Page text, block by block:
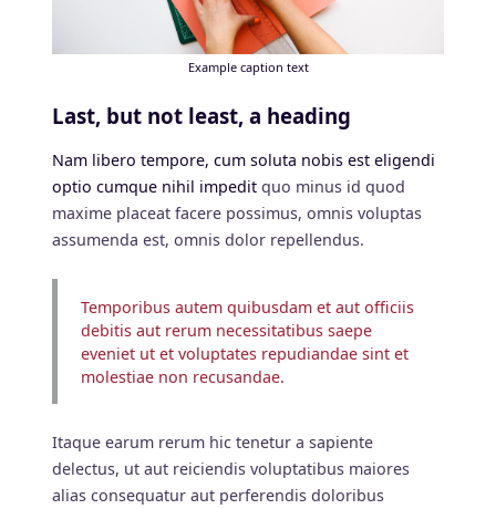
Example caption text
Last, but not least, a heading
Nam libero tempore, cum soluta nobis est eligendi
optio cumque nihil impeditquo minus id quod
maxime placeat facere possimus, omnis voluptas
assumenda est, omnis dolor repellendus.
Temporibus autem quibusdam et aut officiis
debitis aut rerum necessitatibus saepe
eveniet ut et voluptates repudiandae sint et
molestiae non recusandae.
Itaque earum rerum hic tenetur a sapiente
delectus, ut aut reiciendis voluptatibus maiores
alias consequatur aut perferendis doloribus